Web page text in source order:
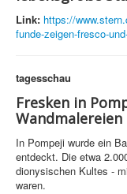
Link: https://
funde-zeigen-fresco-
tagesschau
Fresken in
In Pompeji wurde ein
entdeckt. Die etwa
dionysischen Kultes -
waren.